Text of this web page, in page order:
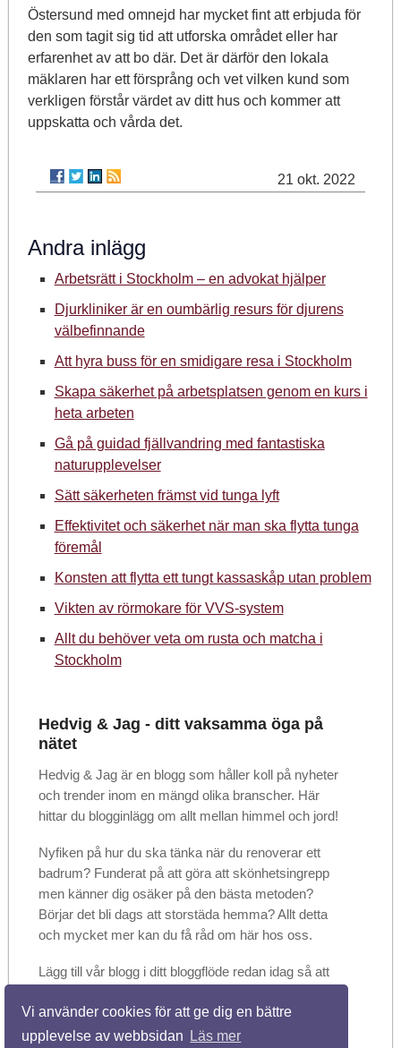
Vi använder cookies för att ge dig en bättre
upplevelse av webbsidan
Läs mer
Östersund med omnejd har mycket fint att erbjuda för
den som tagit sig tid att utforska området eller har
erfarenhet av att bo där. Det är därför den lokala
mäklaren har ett försprång och vet vilken kund som
verkligen förstår värdet av ditt hus och kommer att
uppskatta och vårda det.
21 okt. 2022
Andra inlägg
Arbetsrätt i Stockholm – en advokat hjälper
Djurkliniker är en oumbärlig resurs för djurens
välbefinnande
Att hyra buss för en smidigare resa i Stockholm
Skapa säkerhet på arbetsplatsen genom en kurs i
heta arbeten
Gå på guidad fjällvandring med fantastiska
naturupplevelser
Sätt säkerheten främst vid tunga lyft
Effektivitet och säkerhet när man ska flytta tunga
föremål
Konsten att flytta ett tungt kassaskåp utan problem
Vikten av rörmokare för VVS-system
Allt du behöver veta om rusta och matcha i
Stockholm
Hedvig & Jag - ditt vaksamma öga på
nätet
Hedvig & Jag är en blogg som håller koll på nyheter
och trender inom en mängd olika branscher. Här
hittar du blogginlägg om allt mellan himmel och jord!
Nyfiken på hur du ska tänka när du renoverar ett
badrum? Funderat på att göra att skönhetsingrepp
men känner dig osäker på den bästa metoden?
Börjar det bli dags att storstäda hemma? Allt detta
och mycket mer kan du få råd om här hos oss.
Lägg till vår blogg i ditt bloggflöde redan idag så att
gärna artiklarna med vänner och bekanta när du
hittar något som du tycker är användbart!